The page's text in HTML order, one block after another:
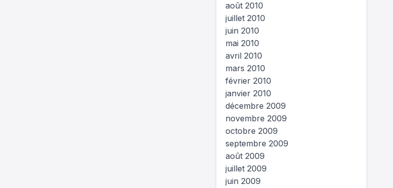
août 2010
juillet 2010
juin 2010
mai 2010
avril 2010
mars 2010
février 2010
janvier 2010
décembre 2009
novembre 2009
octobre 2009
septembre 2009
août 2009
juillet 2009
juin 2009